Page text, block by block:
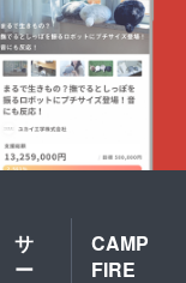
サ
ー
CAMP
FIRE